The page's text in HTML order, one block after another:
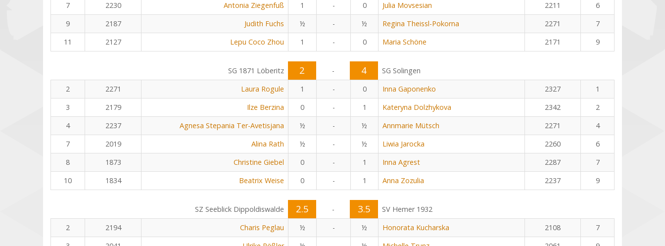
7
2230 Antonia Ziegenfuß 1 - 0 Julia Movsesian 2211
6
9
2187 Judith Fuchs ½ - ½ Regina Theissl-Pokorna 2271
7
11
2127 Lepu Coco Zhou 1 - 0 Maria Schöne 2171 9
SG 1871 Löberitz 2 - 4
SG Solingen
2
2271 Laura Rogule 1 - 0 Inna Gaponenko 2327
1
3
2179 Ilze Berzina 0 - 1 Kateryna Dolzhykova 2342
2
4
2237 Agnesa Stepania Ter-Avetisjana ½ - ½ Annmarie Mütsch 2271
4
7
2019 Alina Rath ½ - ½ Liwia Jarocka 2260
6
8
1873 Christine Giebel 0 - 1 Inna Agrest 2287
7
10
1834 Beatrix Weise 0 - 1 Anna Zozulia 2237 9
SZ Seeblick Dippoldiswalde 2.5 - 3.5
SV Hemer 1932
2
2194 Charis Peglau ½ - ½ Honorata Kucharska 2108
7